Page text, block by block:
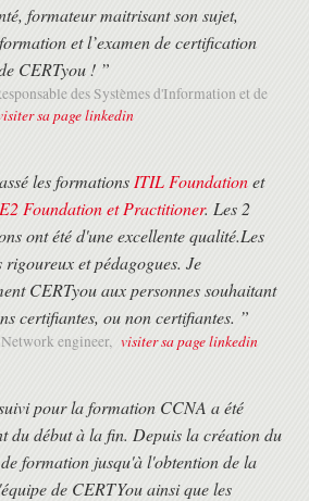
formateur maitrisant son sujet,
et l’examen de certification
CERTyou ! ”
des Systèmes d'Information et de
sa page linkedin
les formations ITIL Foundationet
Foundation et Practitioner. Les 2
ont été d'une excellente qualité.Les
et pédagogues. Je
CERTyou aux personnes souhaitant
certifiantes, ou non certifiantes. ”
Network engineer, visiter sa page linkedin
pour la formation CCNA a été
du début à la fin. Depuis la création du
formation jusqu'à l'obtention de la
de CERTYou ainsi que les